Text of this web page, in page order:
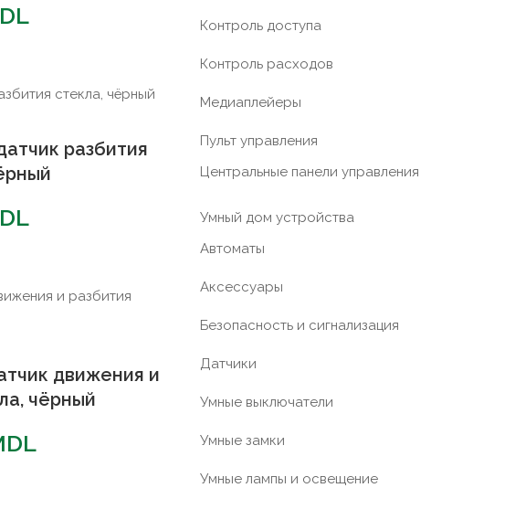
разбития
движения и
чёрный
Контроль доступа
Контроль расходов
Медиаплейеры
Пульт управления
Центральные панели управления
Умный дом устройства
Автоматы
Аксессуары
Безопасность и сигнализация
Датчики
Умные выключатели
Умные замки
Умные лампы и освещение